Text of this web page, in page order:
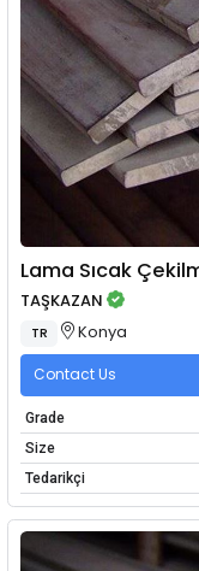
Lama Sıcak
TAŞKAZAN
TR Konya
Contact Us
Grade
Size
Tedarikçi